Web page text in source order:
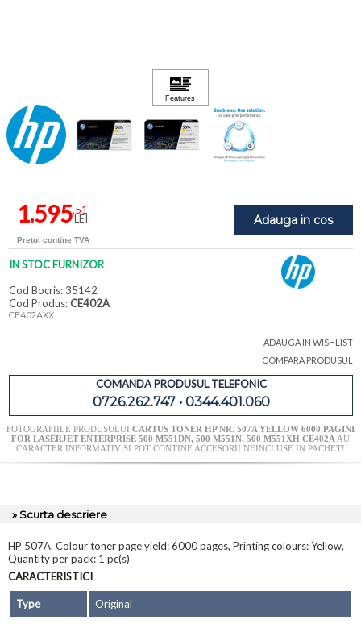
Adauga in cos
1.595,51
LEI
Pretul contine TVA
IN STOC FURNIZOR
Cod Bocris: 35142
Cod Produs:CE402A
CE402AXX
ADAUGA IN WISHLIST
COMPARA PRODUSUL
COMANDA PRODUSUL TELEFONIC
0726.262.747 • 0344.401.060
FOTOGRAFIILE PRODUSULUI CARTUS TONER HP NR. 507A YELLOW 6000 PAGINI
FOR LASERJET ENTERPRISE 500 M551DN, 500 M551N, 500 M551XH CE402A AU
CARACTER INFORMATIV SI POT CONTINE ACCESORII NEINCLUSE IN PACHET!
» Scurta descriere
HP 507A. Colour toner page yield: 6000 pages, Printing colours: Yellow,
Quantity per pack: 1 pc(s)
CARACTERISTICI
Type Original